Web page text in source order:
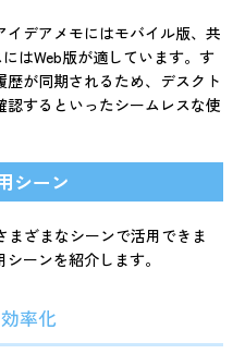
デアメモにはモバイル版、共
はWeb版が適しています。す
が同期されるため、デスクト
認するといったシームレスな使
シーン
ざまなシーンで活用できま
ーンを紹介します。
率化